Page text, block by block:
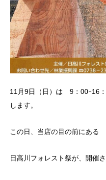
11月9日（日）は 9：00ｰ16
します。
この日、当店の目の前にある
日高川フォレスト祭が、開催さ